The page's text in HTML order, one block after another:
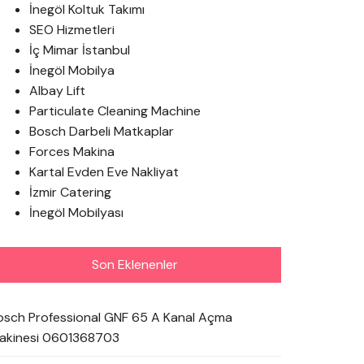
İnegöl Koltuk Takımı
SEO Hizmetleri
İç Mimar İstanbul
İnegöl Mobilya
Albay Lift
Particulate Cleaning Machine
Bosch Darbeli Matkaplar
Forces Makina
Kartal Evden Eve Nakliyat
İzmir Catering
İnegöl Mobilyası
Son Eklenenler
Professional GNF 65 A Kanal Açma
0601368703